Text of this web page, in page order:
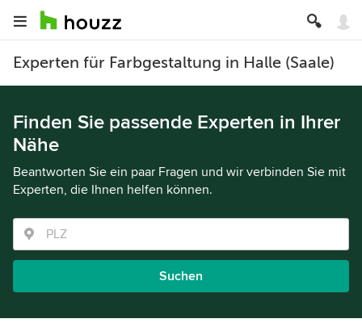
Experten für Farbgestaltung in Halle (Saale)
Finden Sie passende Experten in Ihrer
Nähe
Beantworten Sie ein paar Fragen und wir verbinden Sie mit
Experten, die Ihnen helfen können.
Suchen